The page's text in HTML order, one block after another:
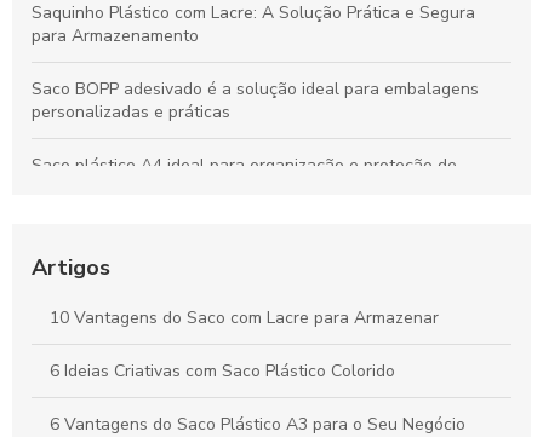
Saquinho Plástico com Lacre: A Solução Prática e Segura
para Armazenamento
Saco BOPP adesivado é a solução ideal para embalagens
personalizadas e práticas
Saco plástico A4 ideal para organização e proteção de
seu uso
Saco polipropileno como solução versátil para
armazenamento e transporte
Como Escolher Saco Plástico Transparente para Diversas
Aplicações
Artigos
10 Vantagens do Saco com Lacre para Armazenar
6 Ideias Criativas com Saco Plástico Colorido
6 Vantagens do Saco Plástico A3 para o Seu Negócio